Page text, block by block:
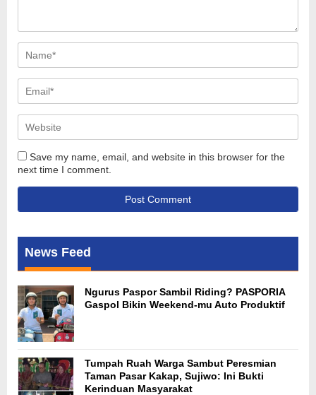
Save my name, email, and website in this browser for the
next time I comment.
News Feed
Ngurus Paspor Sambil Riding? PASPORIA
Gaspol Bikin Weekend-mu Auto Produktif
Tumpah Ruah Warga Sambut Peresmian
Taman Pasar Kakap, Sujiwo: Ini Bukti
Kerinduan Masyarakat